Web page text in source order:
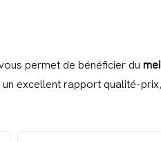
permet de bénéficier du
excellent rapport qualité-